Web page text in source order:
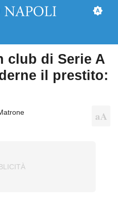
club di Serie A
il prestito: